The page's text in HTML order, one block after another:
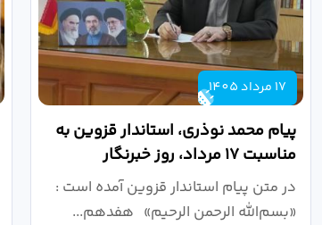
17 مرداد 1405
پیام محمد نوذری، استاندار قزوین به
مناسبت ۱۷ مرداد، روز خبرنگار
در متن پیام استاندار قزوین آمده است :
«بسم‌الله الرحمن الرحیم» هفدهم...